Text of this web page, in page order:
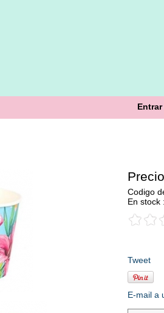
Codigo
En stock
Tweet
E-mail a